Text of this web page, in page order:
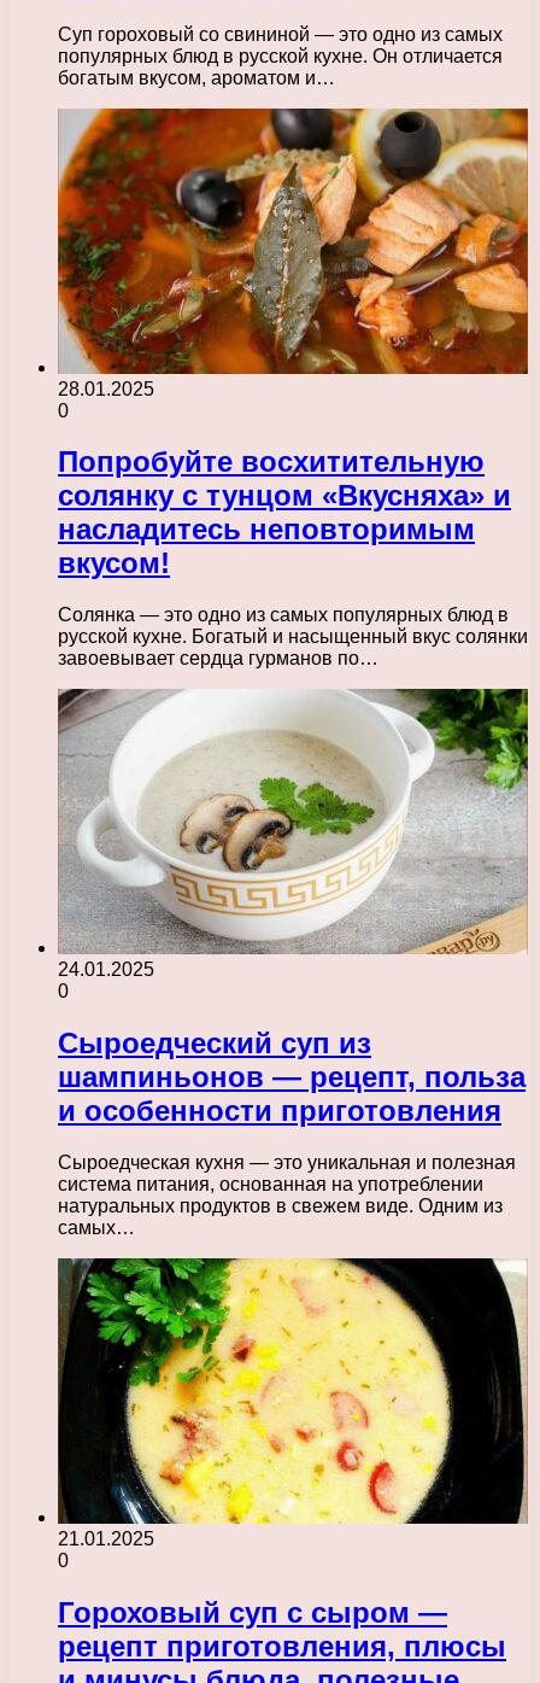
Суп гороховый со свининой — это одно из самых
популярных блюд в русской кухне. Он отличается
богатым вкусом, ароматом и…
28.01.2025
0
Попробуйте восхитительную
солянку с тунцом «Вкусняха» и
насладитесь неповторимым
вкусом!
Солянка — это одно из самых популярных блюд в
русской кухне. Богатый и насыщенный вкус солянки
завоевывает сердца гурманов по…
24.01.2025
0
Сыроедческий суп из
шампиньонов — рецепт, польза
и особенности приготовления
Сыроедческая кухня — это уникальная и полезная
система питания, основанная на употреблении
натуральных продуктов в свежем виде. Одним из
самых…
21.01.2025
0
Гороховый суп с сыром —
рецепт приготовления, плюсы